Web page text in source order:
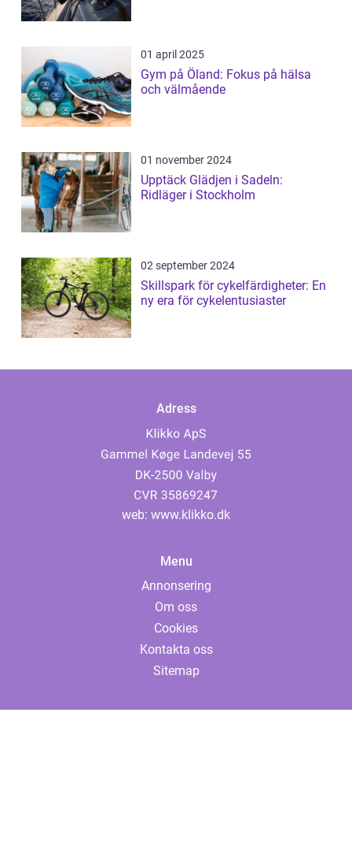
01 april 2025
Gym på Öland: Fokus på hälsa
och välmående
01 november 2024
Upptäck Glädjen i Sadeln:
Ridläger i Stockholm
02 september 2024
Skillspark för cykelfärdigheter: En
ny era för cykelentusiaster
Adress
web: www.klikko.dk
Menu
Annonsering
Om oss
Cookies
Kontakta oss
Sitemap